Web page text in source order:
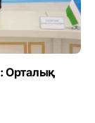
Орталық